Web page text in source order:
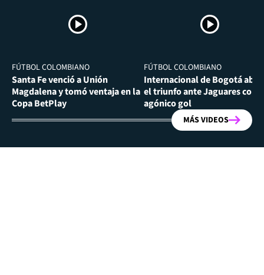
FÚTBOL COLOMBIANO
Santa Fe venció a Unión
Magdalena y tomó ventaja en la
Copa BetPlay
FÚTBOL COLOMBIANO
Internacional de Bogotá
el triunfo ante Jaguares con
agónico gol
MÁS VIDEOS